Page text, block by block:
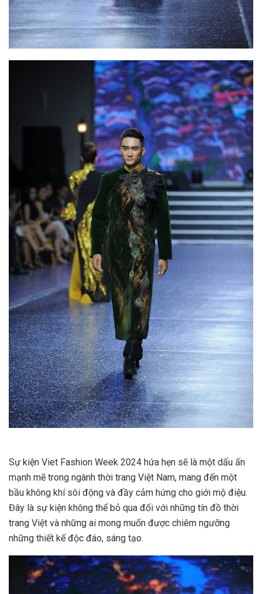
Sự kiện Viet Fashion Week 2024 hứa hẹn sẽ là một dấu ấn
mạnh mẽ trong ngành thời trang Việt Nam, mang đến một
bầu không khí sôi động và đầy cảm hứng cho giới mộ điệu.
Đây là sự kiện không thể bỏ qua đối với những tín đồ thời
trang Việt và những ai mong muốn được chiêm ngưỡng
những thiết kế độc đáo, sáng tạo.